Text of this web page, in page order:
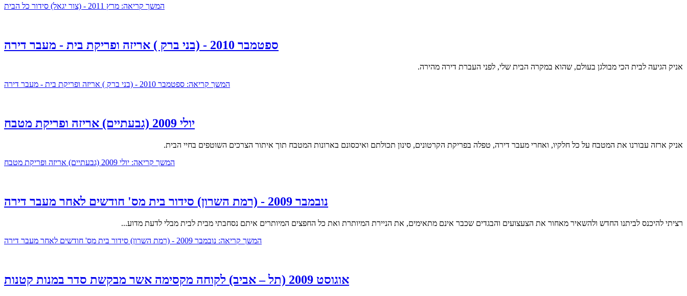
המשך קריאה: מרץ 2011 - (צור יגאל) סידור כל הבית
ספטמבר 2010 - (בני ברק ) אריזה ופריקת בית - מעבר דירה
אניק הגיעה לבית הכי מבולגן בעולם, שהוא במקרה הבית שלי, לפני העברת דירה מהירה.
המשך קריאה: ספטמבר 2010 - (בני ברק ) אריזה ופריקת בית - מעבר דירה
יולי 2009 (גבעתיים) אריזה ופריקת מטבח
אניק ארזה עבורנו את המטבח על כל חלקיו, ואחרי מעבר דירה, טפלה בפריקת הקרטונים, סינון תכולתם ואיכסונם בארונות המטבח תוך איתור הצרכים השוטפים בחיי הבית.
המשך קריאה: יולי 2009 (גבעתיים) אריזה ופריקת מטבח
נובמבר 2009 - (רמת השרון) סידור בית מס' חודשים לאחר מעבר דירה
רציתי להיכנס לביתנו החדש ולהשאיר מאחור את הצעצועים והבגדים שכבר אינם מתאימים, את הניירת המיותרת ואת כל החפצים המיותרים איתם נסחבתי מבית לבית מבלי לדעת מדוע...
המשך קריאה: נובמבר 2009 - (רמת השרון) סידור בית מס' חודשים לאחר מעבר דירה
אוגוסט 2009 (תל – אביב) לקוחה מקסימה אשר מבקשת סדר במנות קטנות